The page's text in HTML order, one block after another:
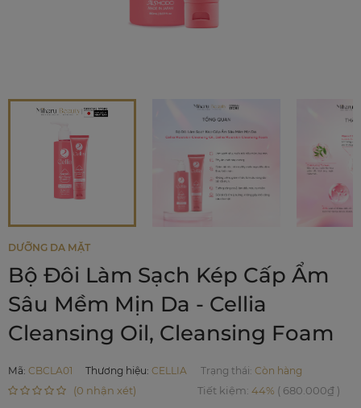
DƯỠNG DA MẶT
Bộ Đôi Làm Sạch Kép Cấp Ẩm
Sâu Mềm Mịn Da - Cellia
Cleansing Oil, Cleansing Foam
Mã: CBCLA01 Thương hiệu:CELLIA Trạng thái: Còn hàng
(0 nhận xét) Tiết kiệm: 44% ( 680.000₫)